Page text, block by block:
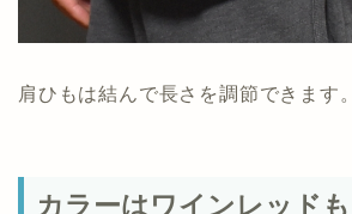
肩ひもは結んで長さを調節できます。
カラーはワインレッドも